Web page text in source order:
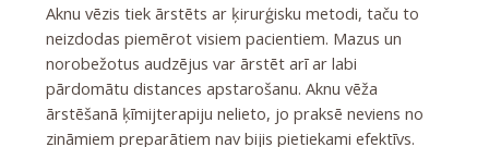
Aknu vēzis tiek ārstēts ar ķirurģisku metodi, taču to
neizdodas piemērot visiem pacientiem. Mazus un
norobežotus audzējus var ārstēt arī ar labi
pārdomātu distances apstarošanu. Aknu vēža
ārstēšanā ķīmijterapiju nelieto, jo praksē neviens no
zināmiem preparātiem nav bijis pietiekami efektīvs.